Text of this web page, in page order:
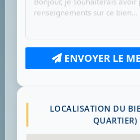
ENVOYER LE
LOCALISATION DU
QUARTIER)